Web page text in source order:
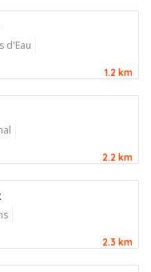
d'Eau
1.2 km
2.2 km
2.3 km